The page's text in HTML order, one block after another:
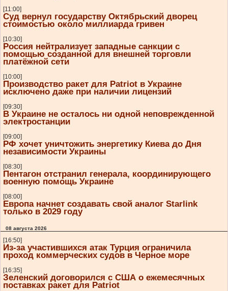
[11:00]
Суд вернул государству Октябрьский дворец
стоимостью около миллиарда гривен
[10:30]
Россия нейтрализует западные санкции с
помощью созданной для внешней торговли
платёжной сети
[10:00]
Производство ракет для Patriot в Украине
исключено даже при наличии лицензий
[09:30]
В Украине не осталось ни одной неповрежденной
электростанции
[09:00]
РФ хочет уничтожить энергетику Киева до Дня
независимости Украины
[08:30]
Пентагон отстранил генерала, координирующего
военную помощь Украине
[08:00]
Европа начнет создавать свой аналог Starlink
только в 2029 году
08 августа 2026
[16:50]
Из-за участившихся атак Турция ограничила
проход коммерческих судов в Черное море
[16:35]
Зеленский договорился с США о ежемесячных
поставках ракет для Patriot